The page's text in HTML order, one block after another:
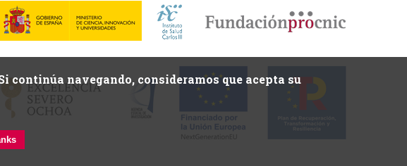
navegando, consideramos que acepta su